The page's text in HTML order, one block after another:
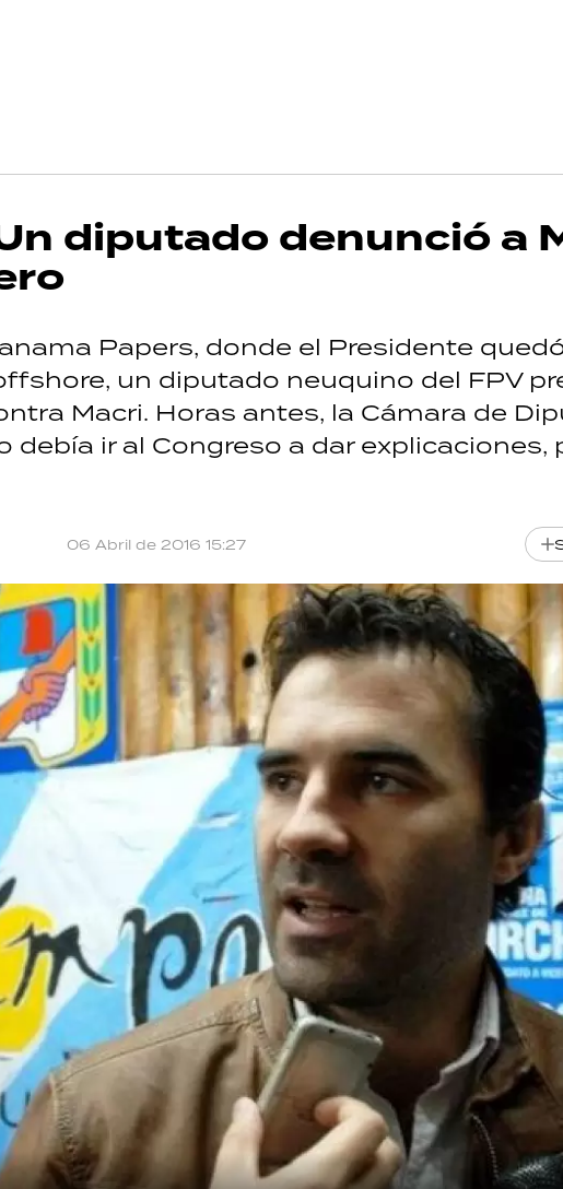
diputado denunció a
Papers, donde el Presidente
un diputado neuquino del FPV
Macri. Horas antes, la Cámara de
ir al Congreso a dar explicaciones,
06 Abril de 2016 15:27